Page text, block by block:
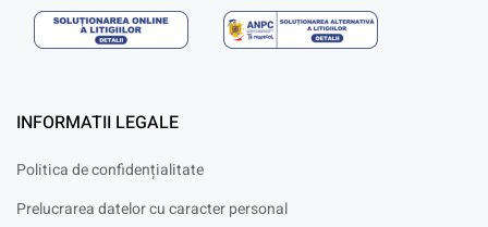
INFORMATII LEGALE
Politica de confidențialitate
Prelucrarea datelor cu caracter personal